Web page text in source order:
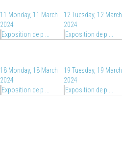
11 Monday, 11 March
2024
Exposition de p ...
12Tuesday, 12 March
2024
Exposition de p ...
18 Monday, 18 March
2024
Exposition de p ...
19 Tuesday, 19 March
2024
Exposition de p ...